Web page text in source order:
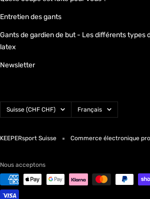
Entretien des gants
Gants de gardien de but - Les différents types
latex
Newsletter
Pays/région
Suisse (CHF CHF) Langue
Français
KEEPERsport Suisse Commerce électronique
Nous acceptons